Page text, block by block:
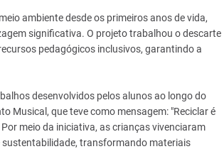
ambiente desde os primeiros anos de vida,
significativa. O projeto trabalhou o descarte
pedagógicos inclusivos, garantindo a
desenvolvidos pelos alunos ao longo do
Musical, que teve como mensagem: "Reciclar é
meio da iniciativa, as crianças vivenciaram
transformando materiais